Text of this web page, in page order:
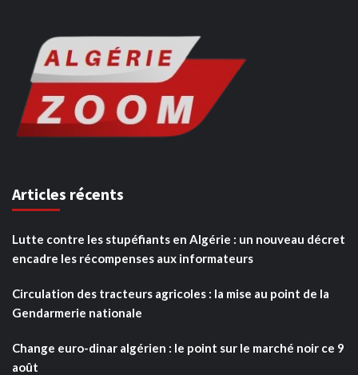
Articles récents
Lutte contre les stupéfiants en Algérie : un nouveau décret
encadre les récompenses aux informateurs
Circulation des tracteurs agricoles : la mise au point de la
Gendarmerie nationale
Change euro-dinar algérien : le point sur le marché noir ce 9
août